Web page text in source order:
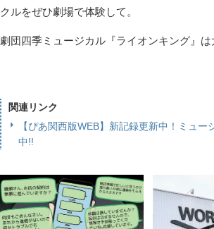
クルをぜひ劇場で体験して。
劇団四季ミュージカル『ライオンキング』
関連リンク
【ぴあ関西版WEB】新記録更新中！ミュ
中!!